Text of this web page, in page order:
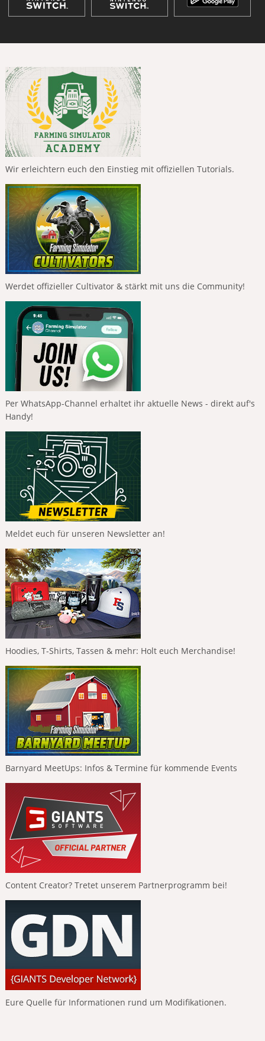
Wir erleichtern euch den Einstieg mit offiziellen Tutorials.
Werdet offizieller Cultivator & stärkt mit uns die Community!
Per WhatsApp-Channel erhaltet ihr aktuelle News - direkt auf's
Handy!
Meldet euch für unseren Newsletter an!
Hoodies, T-Shirts, Tassen & mehr: Holt euch Merchandise!
Barnyard MeetUps: Infos & Termine für kommende Events
Content Creator? Tretet unserem Partnerprogramm bei!
Eure Quelle für Informationen rund um Modifikationen.